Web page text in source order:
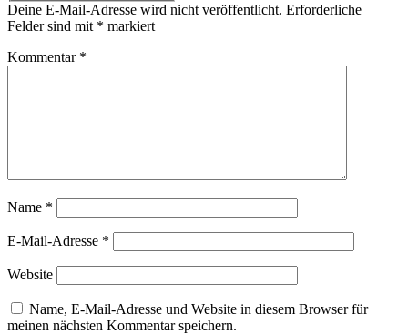
Deine E-Mail-Adresse wird nicht veröffentlicht. Erforderliche
Felder sind mit * markiert
Kommentar *
Name *
E-Mail-Adresse *
Website
Name, E-Mail-Adresse und Website in diesem Browser für
meinen nächsten Kommentar speichern.